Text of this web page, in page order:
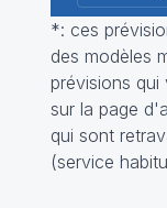
*: ces
des modèles
prévisions
sur la page
qui sont
(service